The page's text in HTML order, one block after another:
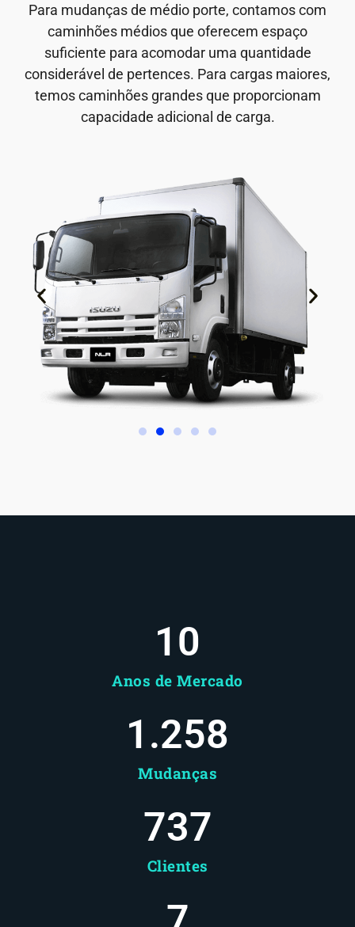
Para mudanças de médio porte, contamos com
caminhões médios que oferecem espaço
suficiente para acomodar uma quantidade
considerável de pertences. Para cargas maiores,
temos caminhões grandes que proporcionam
capacidade adicional de carga.
Anos de Mercado
10
Mudanças
1.258
Clientes
737